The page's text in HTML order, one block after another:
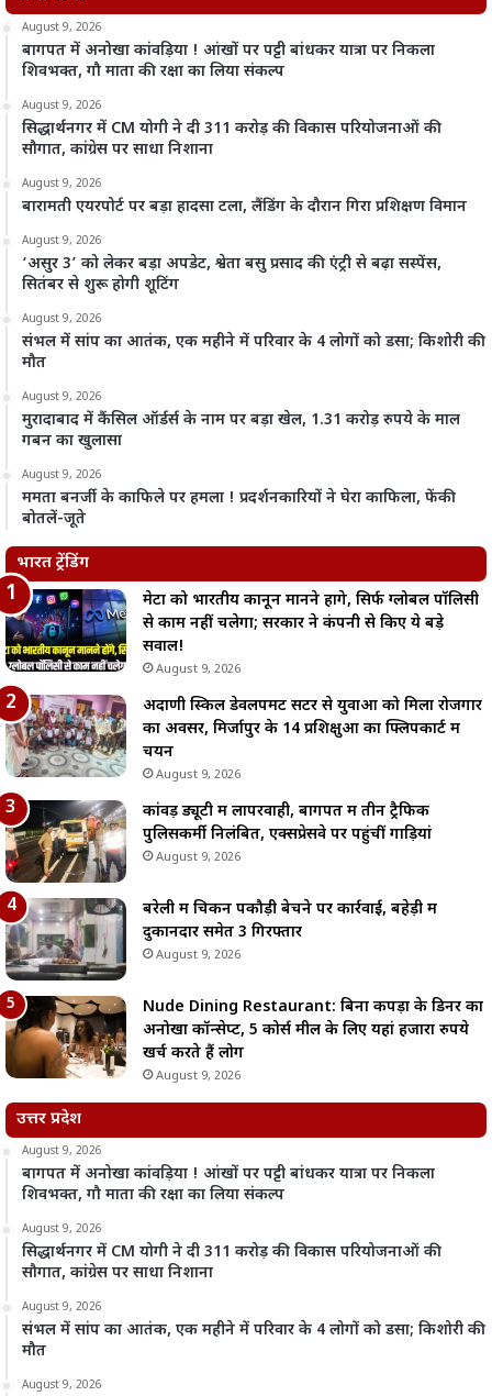
August 9, 2026
बागपत में अनोखा कांवड़िया ! आंखों पर पट्टी बांधकर यात्रा पर निकला
शिवभक्त, गौ माता की रक्षा का लिया संकल्प
August 9, 2026
सिद्धार्थनगर में CM योगी ने दी 311 करोड़ की विकास परियोजनाओं की
सौगात, कांग्रेस पर साधा निशाना
August 9, 2026
बारामती एयरपोर्ट पर बड़ा हादसा टला, लैंडिंग के दौरान गिरा प्रशिक्षण विमान
August 9, 2026
‘असुर 3’ को लेकर बड़ा अपडेट, श्वेता बसु प्रसाद की एंट्री से बढ़ा सस्पेंस,
सितंबर से शुरू होगी शूटिंग
August 9, 2026
संभल में सांप का आतंक, एक महीने में परिवार के 4 लोगों को डसा; किशोरी की
मौत
August 9, 2026
मुरादाबाद में कैंसिल ऑर्डर्स के नाम पर बड़ा खेल, 1.31 करोड़ रुपये के माल
गबन का खुलासा
August 9, 2026
ममता बनर्जी के काफिले पर हमला ! प्रदर्शनकारियों ने घेरा काफिला, फेंकी
बोतलें-जूते
भारत ट्रेंडिंग
मेटा को भारतीय कानून मानने होंगे, सिर्फ ग्लोबल पॉलिसी
से काम नहीं चलेगा; सरकार ने कंपनी से किए ये बड़े
सवाल!
August 9, 2026
अदाणी स्किल डेवलपमेंट सेंटर से युवाओं को मिला रोजगार
का अवसर, मिर्जापुर के 14 प्रशिक्षुओं का फ्लिपकार्ट में
चयन
August 9, 2026
कांवड़ ड्यूटी में लापरवाही, बागपत में तीन ट्रैफिक
पुलिसकर्मी निलंबित, एक्सप्रेसवे पर पहुंचीं गाड़ियां
August 9, 2026
बरेली में चिकन पकौड़ी बेचने पर कार्रवाई, बहेड़ी में
दुकानदार समेत 3 गिरफ्तार
August 9, 2026
Nude Dining Restaurant: बिना कपड़ों के डिनर का
अनोखा कॉन्सेप्ट, 5 कोर्स मील के लिए यहां हजारों रुपये
खर्च करते हैं लोग
August 9, 2026
उत्तर प्रदेश
August 9, 2026
बागपत में अनोखा कांवड़िया ! आंखों पर पट्टी बांधकर यात्रा पर निकला
शिवभक्त, गौ माता की रक्षा का लिया संकल्प
August 9, 2026
सिद्धार्थनगर में CM योगी ने दी 311 करोड़ की विकास परियोजनाओं की
सौगात, कांग्रेस पर साधा निशाना
August 9, 2026
संभल में सांप का आतंक, एक महीने में परिवार के 4 लोगों को डसा; किशोरी की
मौत
August 9, 2026